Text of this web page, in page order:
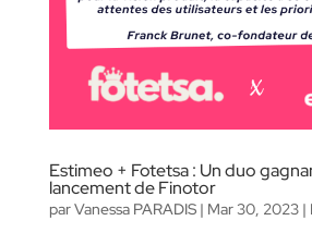
Estimeo + Fotetsa : Un duo
lancement de Finotor
parVanessa PARADIS| Mar 30, 2023|